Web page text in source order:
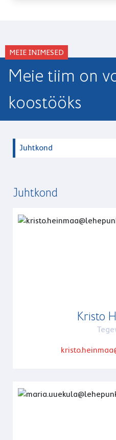
MEIE INIMESED
Meie tiim on
koostööks
Juhtkond
Juhtkond
Kristo